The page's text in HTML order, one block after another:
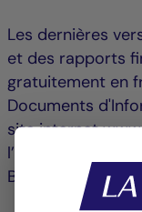
Les dernières
et des rapports
gratuitement en
Documents
site internet
l’intermédiaire
Belgique :